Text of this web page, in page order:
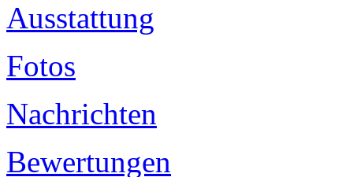
Ausstattung
Fotos
Nachrichten
Bewertungen